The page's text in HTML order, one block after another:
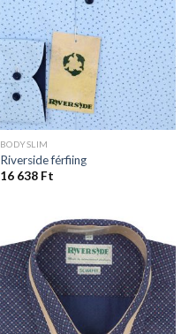
BODYSLIM
Riverside férfiing
16 638 Ft